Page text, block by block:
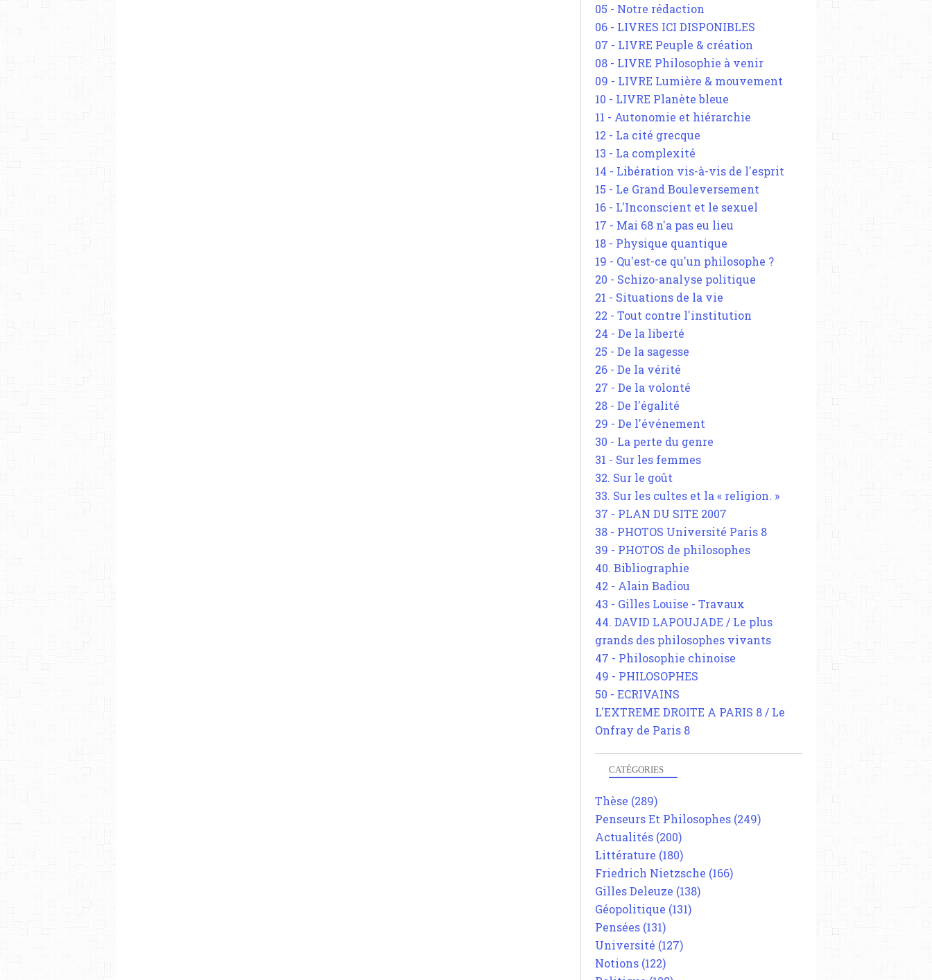
05 - Notre rédaction
06 - LIVRES ICI DISPONIBLES
07 - LIVRE Peuple & création
08 - LIVRE Philosophie à venir
09 - LIVRE Lumière & mouvement
10 - LIVRE Planète bleue
11 - Autonomie et hiérarchie
12 - La cité grecque
13 - La complexité
14 - Libération vis-à-vis de l'esprit
15 - Le Grand Bouleversement
16 - L'Inconscient et le sexuel
17 - Mai 68 n'a pas eu lieu
18 - Physique quantique
19 - Qu'est-ce qu'un philosophe ?
20 - Schizo-analyse politique
21 - Situations de la vie
22 - Tout contre l'institution
24 - De la liberté
25 - De la sagesse
26 - De la vérité
27 - De la volonté
28 - De l'égalité
29 - De l'événement
30 - La perte du genre
31 - Sur les femmes
32. Sur le goût
33. Sur les cultes et la « religion. »
37 - PLAN DU SITE 2007
38 - PHOTOS Université Paris 8
39 - PHOTOS de philosophes
40. Bibliographie
42 - Alain Badiou
43 - Gilles Louise - Travaux
44. DAVID LAPOUJADE / Le plus
grands des philosophes vivants
47 - Philosophie chinoise
49 - PHILOSOPHES
50 - ECRIVAINS
L'EXTREME DROITE A PARIS 8 / Le
Onfray de Paris 8
CATÉGORIES
Thèse (289)
Penseurs Et Philosophes (249)
Actualités (200)
Littérature (180)
Friedrich Nietzsche (166)
Gilles Deleuze (138)
Géopolitique (131)
Pensées (131)
Université (127)
Notions (122)